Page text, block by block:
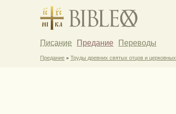
Писание Предание Переводы
Предание » Труды древних святых отцов и